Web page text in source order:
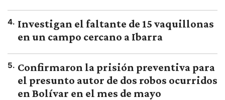
4. Investigan el faltante de 15 vaquillonas
en un campo cercano a Ibarra
5. Confirmaron la prisión preventiva para
el presunto autor de dos robos ocurridos
en Bolívar en el mes de mayo